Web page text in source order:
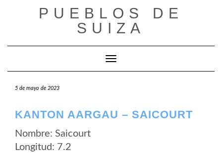
PUEBLOS DE
SUIZA
Cambiar modo de navegación
5 de mayo de 2023
KANTON AARGAU – SAICOURT
Nombre: Saicourt
Longitud: 7.2